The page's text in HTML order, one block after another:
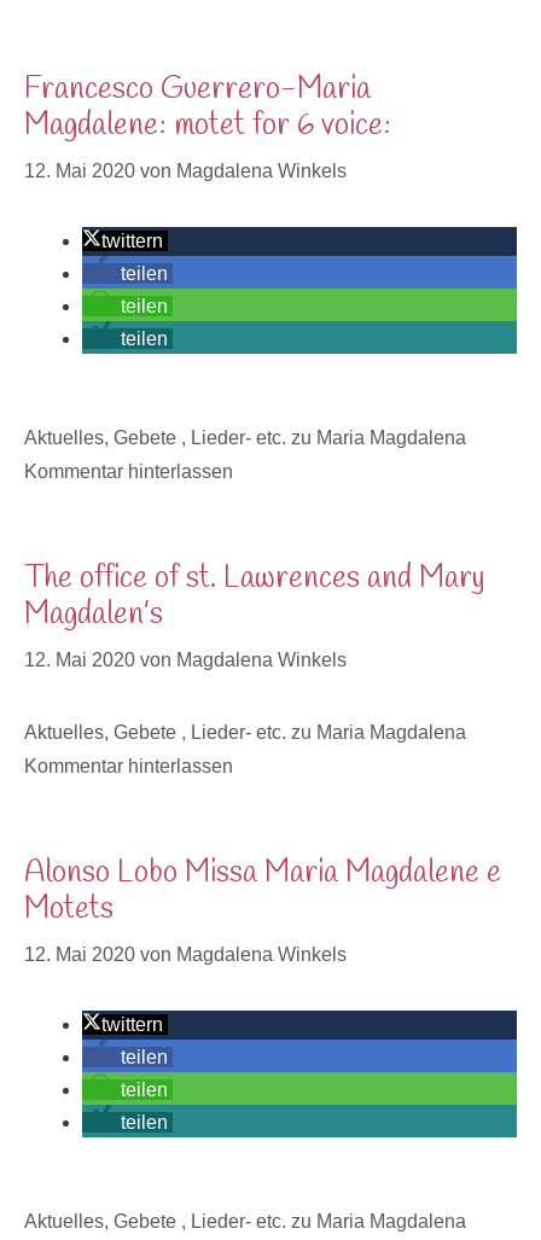
Francesco Guerrero-Maria
Magdalene: motet for 6 voice:
12. Mai 2020 von Magdalena Winkels
twittern
teilen
teilen
teilen
Kategorien
Aktuelles, Gebete , Lieder- etc. zu Maria Magdalena
Kommentar hinterlassen
The office of st. Lawrences and Mary
Magdalen’s
12. Mai 2020 von Magdalena Winkels
Kategorien
Aktuelles, Gebete , Lieder- etc. zu Maria Magdalena
Kommentar hinterlassen
Alonso Lobo Missa Maria Magdalene e
Motets
12. Mai 2020 von Magdalena Winkels
twittern
teilen
teilen
teilen
Kategorien
Aktuelles, Gebete , Lieder- etc. zu Maria Magdalena